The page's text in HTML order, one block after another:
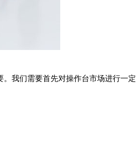
我们需要首先对操作台市场进行一